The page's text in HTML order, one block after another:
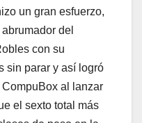
un gran esfuerzo,
del
con su
sin parar y así logró
al lanzar
el sexto total más